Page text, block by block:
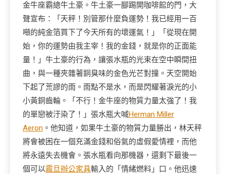
金牛座霸總牛土豪。牛土豪一腳踢開咖啡館的門，大
聲宣布：「天秤！別管那什麼負運勢！我已經用一百
噸的純金箔買下了今天所有的壞運氣！」「從現在開
始，你的運勢由我主宰！我的金錢，就是你的正面能
量！」牛土豪的行為，讓張水瓶的光束在空中瞬間扭
曲，與一種夾雜著銅臭味的金色光芒對撞。天空開始
下起了荒謬的雨。雨點不是水，而是閃耀著淚光的小
小黃銅齒輪。「不行！金牛座的物質力量太強了！我
的單戀被汙染了！」張水瓶大喊Herman Miller
Aeron 。他知道，如果牛土豪的物質力量勝出，林天秤
將會被困在一個充滿金錢和俗氣的虛假愛情裡，而他
將永遠失去機會。張水瓶看向那機器，還剩下最後一
個可以震旦辦公家具輸入的「情緒燃料」口。他迅速